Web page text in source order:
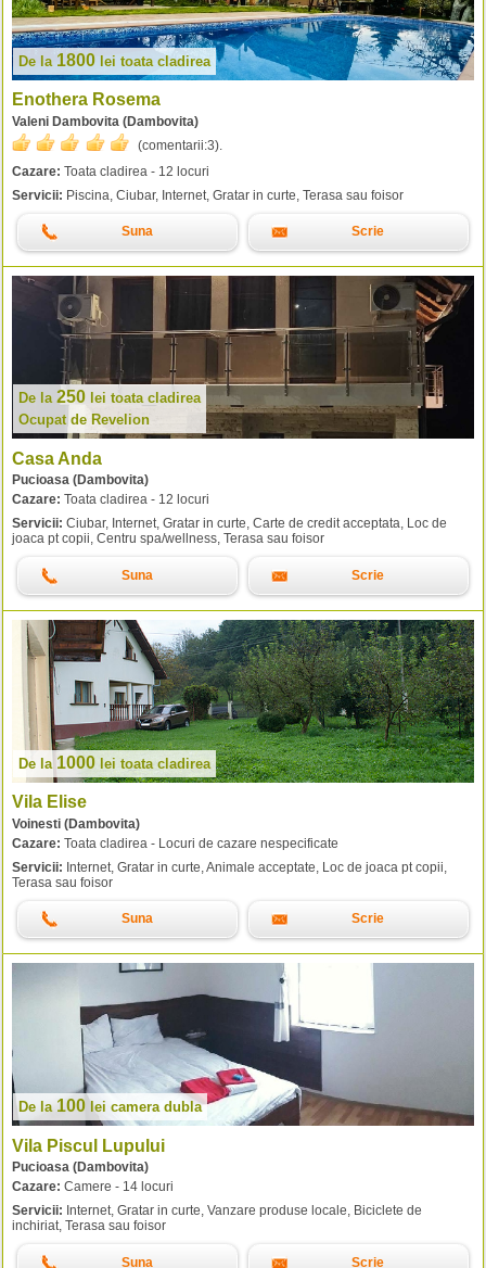
De la 1800 lei toata cladirea
Enothera Rosema
Valeni Dambovita (Dambovita)
(comentarii:3).
Cazare: Toata cladirea - 12 locuri
Servicii: Piscina, Ciubar, Internet, Gratar in curte, Terasa sau foisor
Suna Scrie
De la 250 lei toata cladirea
Ocupat de Revelion
Casa Anda
Pucioasa (Dambovita)
Cazare: Toata cladirea - 12 locuri
Servicii: Ciubar, Internet, Gratar in curte, Carte de credit acceptata, Loc de
joaca pt copii, Centru spa/wellness, Terasa sau foisor
Suna Scrie
De la 1000 lei toata cladirea
Vila Elise
Voinesti (Dambovita)
Cazare: Toata cladirea - Locuri de cazare nespecificate
Servicii: Internet, Gratar in curte, Animale acceptate, Loc de joaca pt copii,
Terasa sau foisor
Suna Scrie
De la 100 lei camera dubla
Vila Piscul Lupului
Pucioasa (Dambovita)
Cazare: Camere - 14 locuri
Servicii: Internet, Gratar in curte, Vanzare produse locale, Biciclete de
inchiriat, Terasa sau foisor
Suna Scrie